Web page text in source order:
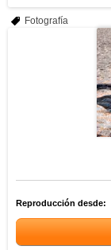
Fotografía
Reproducción desde: